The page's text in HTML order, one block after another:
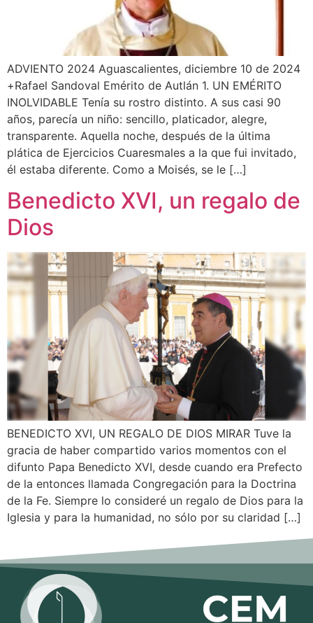
ADVIENTO 2024 Aguascalientes, diciembre 10 de 2024
+Rafael Sandoval Emérito de Autlán 1. UN EMÉRITO
INOLVIDABLE Tenía su rostro distinto. A sus casi 90
años, parecía un niño: sencillo, platicador, alegre,
transparente. Aquella noche, después de la última
plática de Ejercicios Cuaresmales a la que fui invitado,
él estaba diferente. Como a Moisés, se le […]
Benedicto XVI, un regalo de
Dios
BENEDICTO XVI, UN REGALO DE DIOS MIRAR Tuve la
gracia de haber compartido varios momentos con el
difunto Papa Benedicto XVI, desde cuando era Prefecto
de la entonces llamada Congregación para la Doctrina
de la Fe. Siempre lo consideré un regalo de Dios para la
Iglesia y para la humanidad, no sólo por su claridad […]